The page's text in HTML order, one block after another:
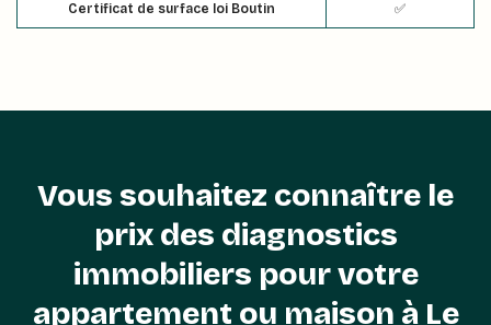
Certificat de surface loi Boutin ✅
Vous souhaitez connaître le
prix des diagnostics
immobiliers pour votre
appartement ou maison à Le